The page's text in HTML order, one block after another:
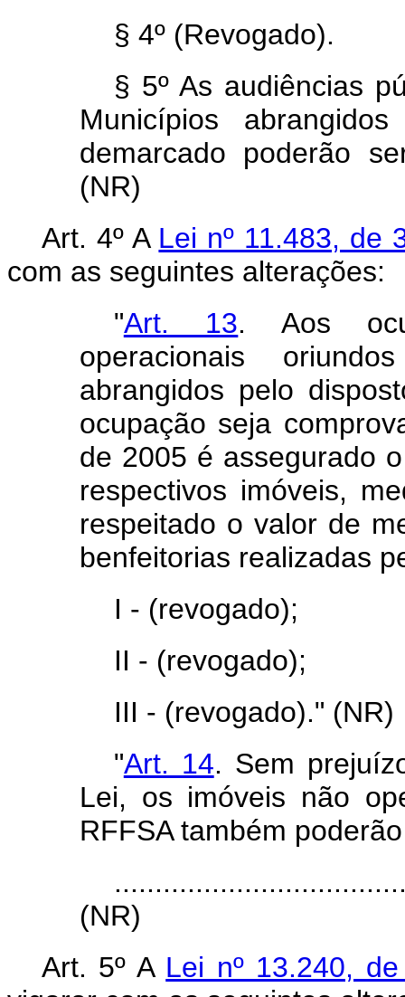
§ 4º (Revogado).
§ 5º As audiências
Municípios
demarcado poderão
(NR)
Art. 4º A Lei nº 11.483, de
com as seguintes alterações:
"Art. 13. Aos
operacionais
abrangidos pelo
ocupação seja
de 2005 é assegurado
respectivos imóveis,
respeitado o valor de
benfeitorias realizadas
I - (revogado);
II - (revogado);
III - (revogado)." (NR)
"Art. 14. Sem
Lei, os imóveis não
RFFSA também
(NR)
Art. 5º A Lei nº 13.240,